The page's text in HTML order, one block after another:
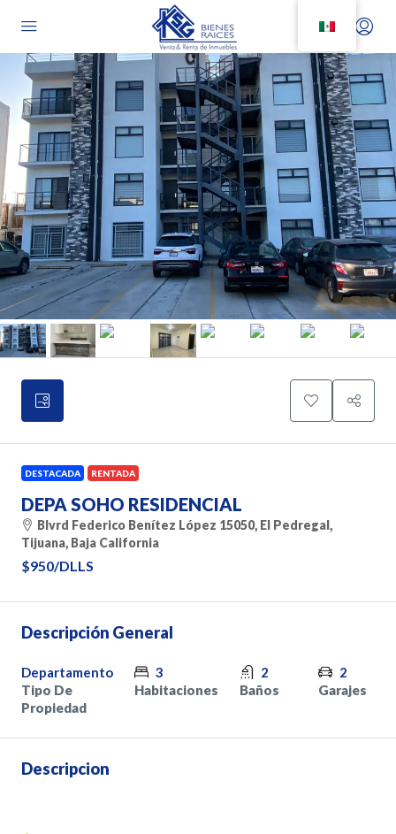
DESTACADA RENTADA
DEPA SOHO RESIDENCIAL
Blvrd Federico Benítez López 15050, El Pedregal,
Tijuana, Baja California
$950/DLLS
Descripción General
Departamento
Tipo De
Propiedad
3
Habitaciones
2
Baños
2
Garajes
Descripcion